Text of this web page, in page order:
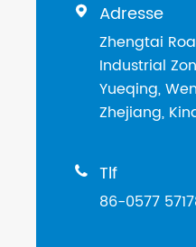
 Adresse
Zhengtai
Industrial
Yueqing,
Zhejiang,
 Tlf
86-0577